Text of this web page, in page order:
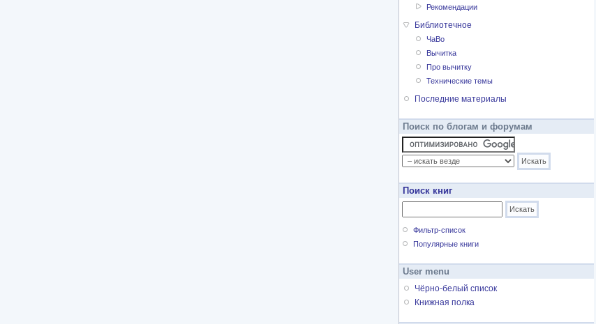
Рекомендации
Библиотечное
ЧаВо
Вычитка
Про вычитку
Технические темы
Последние материалы
Поиск по блогам и форумам
Поиск книг
Фильтр-список
Популярные книги
User menu
Чёрно-белый список
Книжная полка